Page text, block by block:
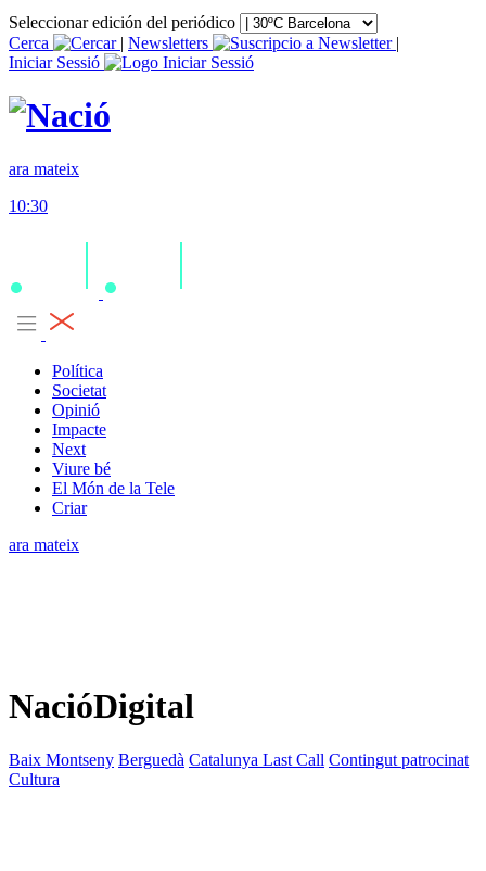
Seleccionar edición del periódico
Cerca
| Newsletters
|
Iniciar Sessió
ara mateix
10:30
Política
Societat
Opinió
Impacte
Next
Viure bé
El Món de la Tele
Criar
ara mateix
NacióDigital
Baix Montseny Berguedà Catalunya Last Call Contingut patrocinat
Cultura